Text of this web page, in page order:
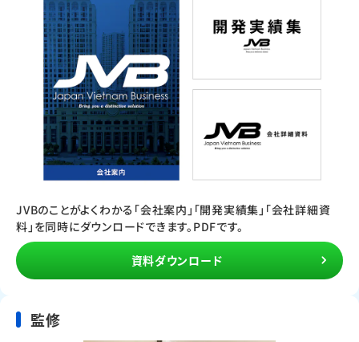
JVBのことがよくわかる「会社案内」「開発実績集」「会社詳細資
料」を同時にダウンロードできます。PDFです。
資料ダウンロード
監修